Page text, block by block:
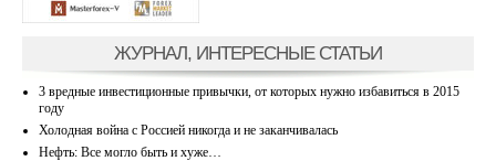
ЖУРНАЛ, ИНТЕРЕСНЫЕ СТАТЬИ
3 вредные инвестиционные привычки, от которых нужно избавиться в 2015
году
Холодная война с Россией никогда и не заканчивалась
Нефть: Все могло быть и хуже…